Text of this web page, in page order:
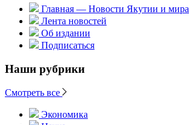
Главная — Новости Якутии и мира
Лента новостей
Об издании
Подписаться
Наши рубрики
Смотреть все
Экономика